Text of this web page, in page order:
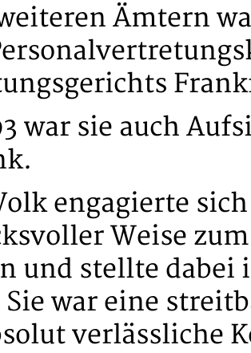
Ämtern
war sie auch
engagierte
Weise
und stellte dabei
war eine
verlässliche